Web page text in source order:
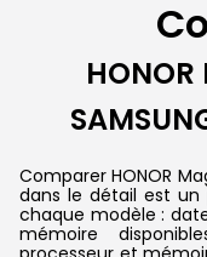
Comparer HONOR
dans le détail est un
chaque modèle :
mémoire